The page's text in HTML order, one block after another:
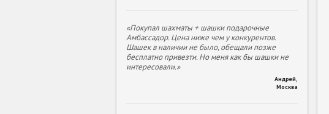
«Покупал шахматы + шашки подарочные
Амбассадор. Цена ниже чем у конкурентов.
Шашек в наличии не было, обещали позже
бесплатно привезти. Но меня как бы шашки не
интересовали.»
Андрей
Москва